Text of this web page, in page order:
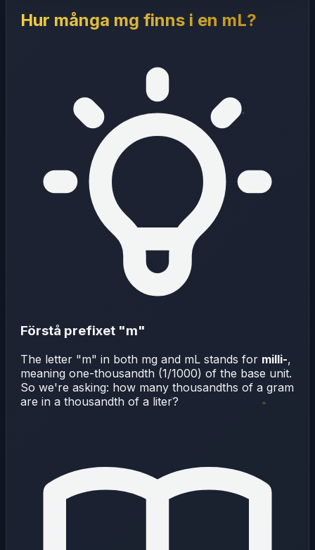
Hur många mg finns i en mL?
Förstå prefixet "m"
The letter "m" in both mg and mL stands for milli-,
meaning one-thousandth (1/1000) of the base unit.
So we're asking: how many thousandths of a gram
are in a thousandth of a liter?